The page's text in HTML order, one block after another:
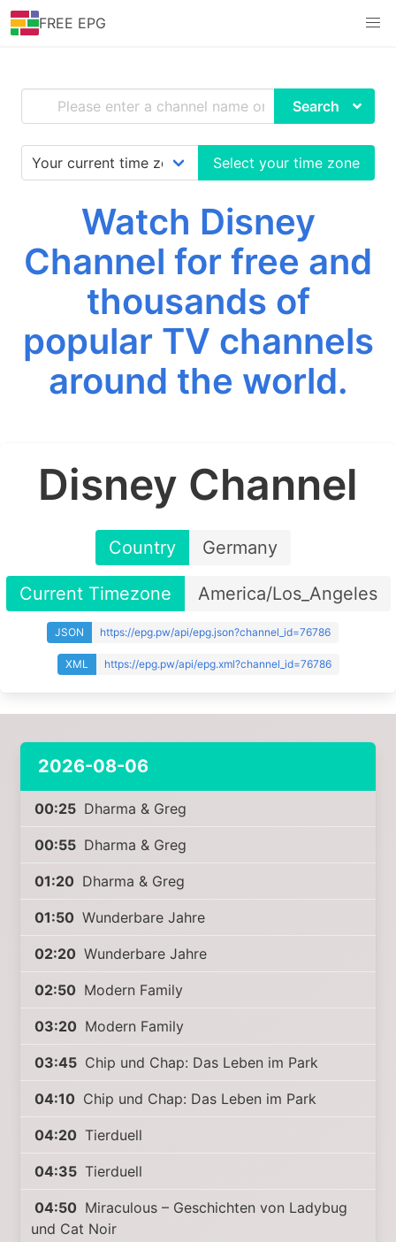
FREE EPG
Search
Select your time zone
Watch Disney
Channel for free and
thousands of
popular TV channels
around the world.
Disney Channel
Country Germany
Current Timezone America/Los_Angeles
JSON https://epg.pw/api/epg.json?channel_id=76786
XML https://epg.pw/api/epg.xml?channel_id=76786
2026-08-06
00:25 Dharma & Greg
00:55 Dharma & Greg
01:20 Dharma & Greg
01:50 Wunderbare Jahre
02:20 Wunderbare Jahre
02:50 Modern Family
03:20 Modern Family
03:45 Chip und Chap: Das Leben im Park
04:10 Chip und Chap: Das Leben im Park
04:20 Tierduell
04:35 Tierduell
04:50 Miraculous – Geschichten von Ladybug
und Cat Noir